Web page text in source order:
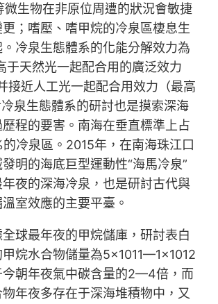
生物在非原位周遭的狀況會敏捷
；嗜壓、嗜甲烷的冷泉區棲息生
冷泉生態體系的化能分解效力為
于天然光一起配合用的廣泛效力
接近人工光一起配合用效力（最高
泉生態體系的研討也是摸索深海
程的要害。南海在垂直標準上占
冷泉區。2015年，在南海珠江口
明的海底巨型運動性“海馬冷泉”
夜的深海冷泉，也是研討古代與
室效應的主要平臺。
球最年夜的甲烷儲庫，研討表白
烷水合物儲量為5×1011—1×1012
今朝年夜氣中碳含量的2—4倍，而
年夜多存在于深海堆積物中，又